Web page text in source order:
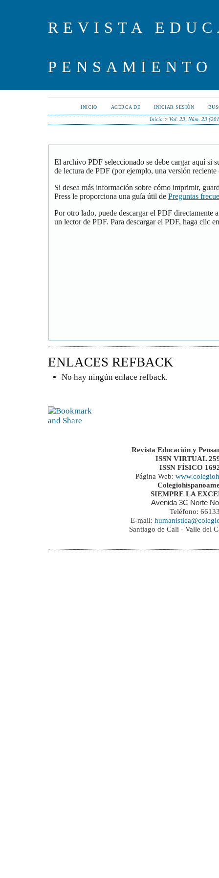
REVISTA
PENSAMIENTO
INICIO ACERCA DE INICIAR SESIÓN
Inicio >Vol. 23, Núm. 23
El archivo PDF seleccionado se debe cargar aquí si
de lectura de PDF (por ejemplo, una versión
Si desea más información sobre cómo imprimir,
Press le proporciona una guía útil de Preguntas
Por otro lado, puede descargar el PDF directamente
un lector de PDF. Para descargar el PDF, haga clic
ENLACES REFBACK
No hay ningún enlace refback.
Revista Educación y
ISSN VIRTUAL
ISSN FÍSICO
Página Web:
SIEMPRE LA
Avenida 3C Norte
Teléfono:
E-mail:
Santiago de Cali - Valle del